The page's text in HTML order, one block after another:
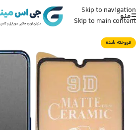
Skip to navigation
Skip to main content
منو
فروخته شده